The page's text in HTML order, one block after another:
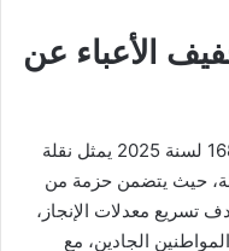
الأعباء عن
أكد محافظ كفر الشيخ أن القانون رقم 168 لسنة 2025 يمثل نقلة
حيث يتضمن حزمة من
تسريع معدلات الإنجاز،
الجادين، مع